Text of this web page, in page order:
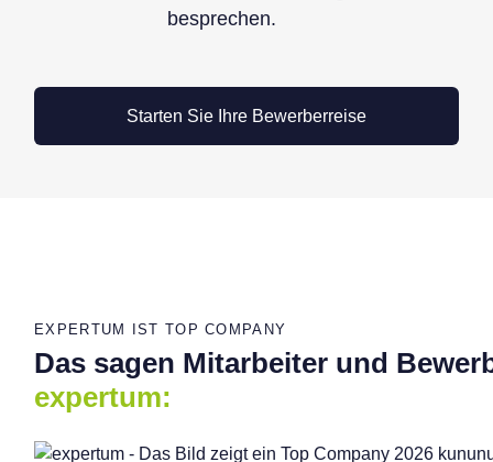
besprechen.
Starten Sie Ihre Bewerberreise
EXPERTUM IST TOP COMPANY
Das sagen Mitarbeiter und
expertum: